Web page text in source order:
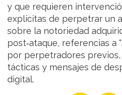
y que requieren
explícitas de perpetrar un
sobre la notoriedad
post‑ataque, referencias a
por perpetradores
tácticas y mensajes de
digital.